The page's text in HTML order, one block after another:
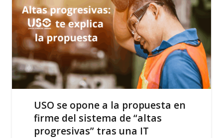
SALUD LABORAL
USO se opone a la propuesta en
firme del sistema de “altas
progresivas” tras una IT